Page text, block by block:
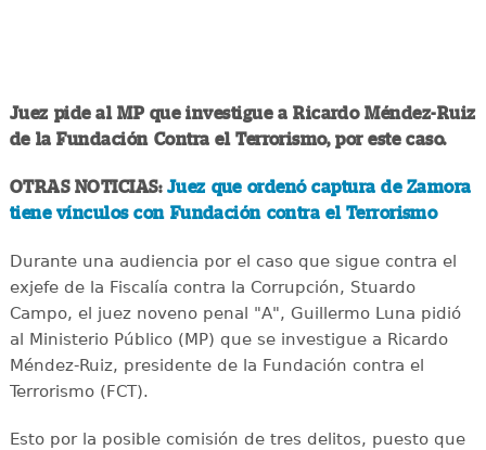
Juez pide al MP que investigue a Ricardo Méndez-Ruiz
de la Fundación Contra el Terrorismo, por este caso.
OTRAS NOTICIAS: Juez que ordenó captura de Zamora
tiene vínculos con Fundación contra el Terrorismo
Durante una audiencia por el caso que sigue contra el
exjefe de la Fiscalía contra la Corrupción, Stuardo
Campo, el juez noveno penal "A", Guillermo Luna pidió
al Ministerio Público (MP) que se investigue a Ricardo
Méndez-Ruiz, presidente de la Fundación contra el
Terrorismo (FCT).
Esto por la posible comisión de tres delitos, puesto que